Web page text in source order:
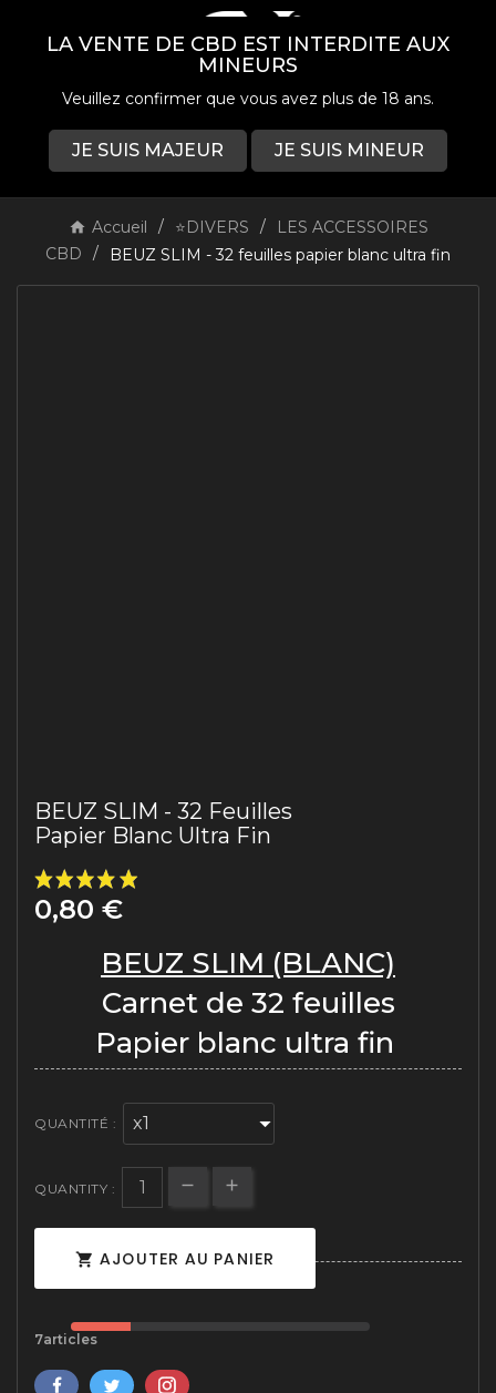
LA VENTE DE CBD EST INTERDITE AUX
MINEURS
Veuillez confirmer que vous avez plus de 18 ans.
JE SUIS MAJEUR JE SUIS MINEUR
Accueil ⭐DIVERS
LES ACCESSOIRES
CBD
BEUZ SLIM - 32 feuilles papier blanc ultra fin
BEUZ SLIM - 32 Feuilles
Papier Blanc Ultra Fin
(1 avis)
0,80 €
BEUZ SLIM (BLANC)
Carnet de 32 feuilles
Papier blanc ultra fin
QUANTITÉ :
QUANTITY :
 AJOUTER AU PANIER
7articles